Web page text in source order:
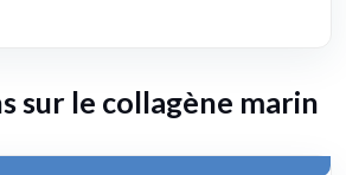
sur le collagène marin